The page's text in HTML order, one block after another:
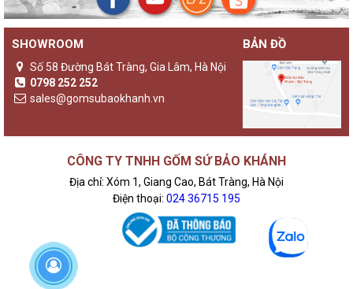
SHOWROOM
Số 58 Đường Bát Tràng, Gia Lâm, Hà Nội
0798 252 252
sales@gomsubaokhanh.vn
BẢN ĐỒ
CÔNG TY TNHH GỐM SỨ BẢO KHÁNH
Địa chỉ: Xóm 1, Giang Cao, Bát Tràng, Hà Nội
Điện thoại: 024 36715 195